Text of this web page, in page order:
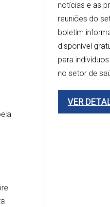
notícias e as
reuniões do
boletim
disponível
para
no setor de
VER